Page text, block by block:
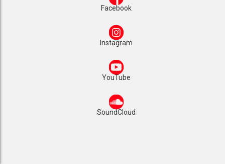
Facebook
Instagram
YouTube
SoundCloud